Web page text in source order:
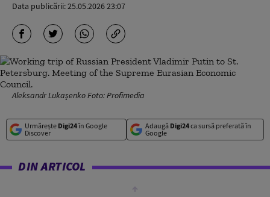
Data publicării:25.05.2026 23:07
Aleksandr Lukașenko Foto: Profimedia
Urmărește Digi24în Google
Discover
Adaugă Digi24ca sursă preferată în
Google
DIN ARTICOL